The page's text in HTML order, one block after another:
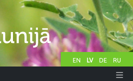
EN LV DE RU